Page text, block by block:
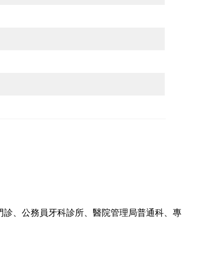
、公務員牙科診所、醫院管理局普通科、專